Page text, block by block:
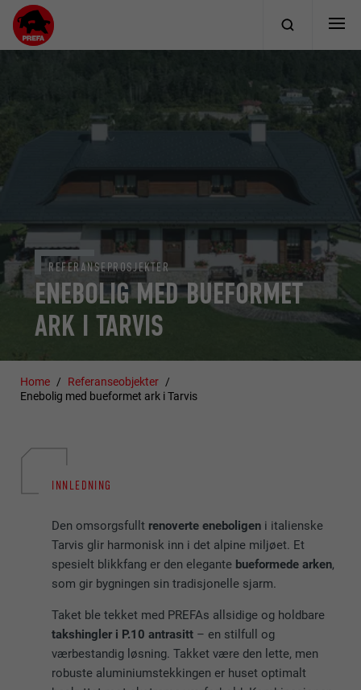
ENEBOLIG MED BUEFORMET
ARK I TARVIS
REFERANSEPROSJEKTER
Home
Referanseobjekter
Enebolig med bueformet ark i Tarvis
INNLEDNING
Den omsorgsfullt renoverte eneboligen i italienske
Tarvis glir harmonisk inn i det alpine miljøet. Et
spesielt blikkfang er den elegante bueformede arken,
som gir bygningen sin tradisjonelle sjarm.
Taket ble tekket med PREFAs allsidige og holdbare
takshingler i P.10 antrasitt – en stilfull og
værbestandig løsning. Takket være den lette, men
robuste aluminiumstekkingen er huset optimalt